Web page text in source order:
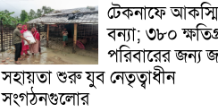
টেকনাফে
বন্যা; ৩৮০
পরিবারের জন্য
সহায়তা শুরু যুব নেতৃত্বাধীন
সংগঠনগুলোর